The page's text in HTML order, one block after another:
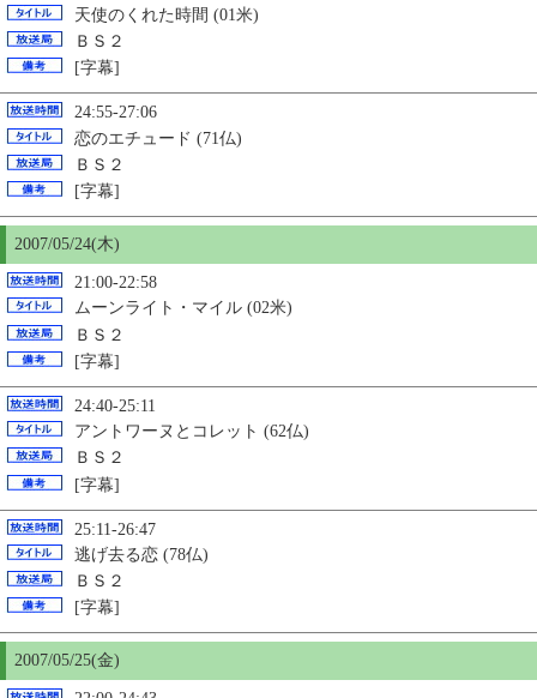
天使のくれた時間 (01米)
ＢＳ２
[字幕]
24:55-27:06
恋のエチュード (71仏)
ＢＳ２
[字幕]
2007/05/24(木)
21:00-22:58
ムーンライト・マイル (02米)
ＢＳ２
[字幕]
24:40-25:11
アントワーヌとコレット (62仏)
ＢＳ２
[字幕]
25:11-26:47
逃げ去る恋 (78仏)
ＢＳ２
[字幕]
2007/05/25(金)